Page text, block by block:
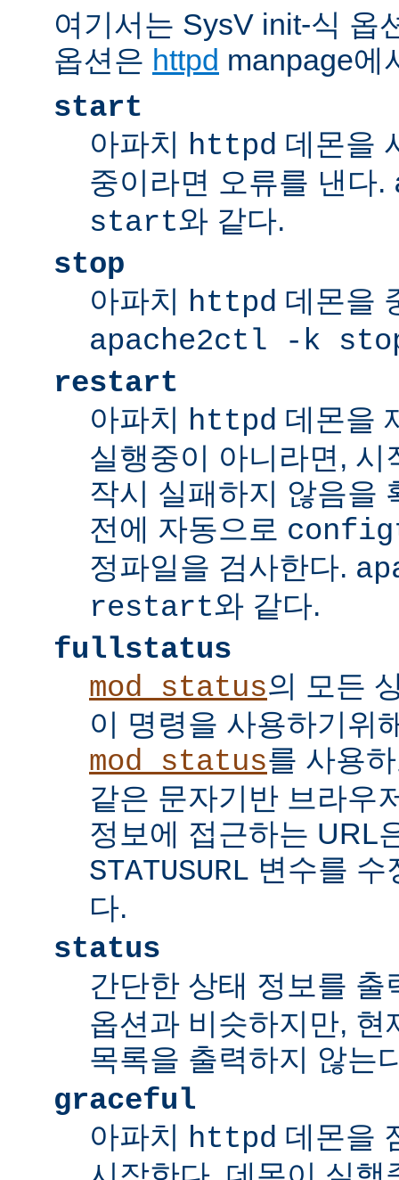
여기서는 SysV init-식 옵
옵션은 httpd manpage에
start
아파치 httpd 데몬을
중이라면 오류를 낸다.
start와 같다.
stop
아파치 httpd 데몬을
apache2ctl -k
restart
아파치 httpd 데몬을
실행중이 아니라면, 시
작시 실패하지 않음을
전에 자동으로
정파일을 검사한다.
restart와 같다.
fullstatus
mod_status의 모든
이 명령을 사용하기위
mod_status를 사용
같은 문자기반 브라우
정보에 접근하는 URL
STATUSURL 변수를 수
다.
status
간단한 상태 정보를
옵션과 비슷하지만, 현
목록을 출력하지 않는
graceful
아파치 httpd 데몬을